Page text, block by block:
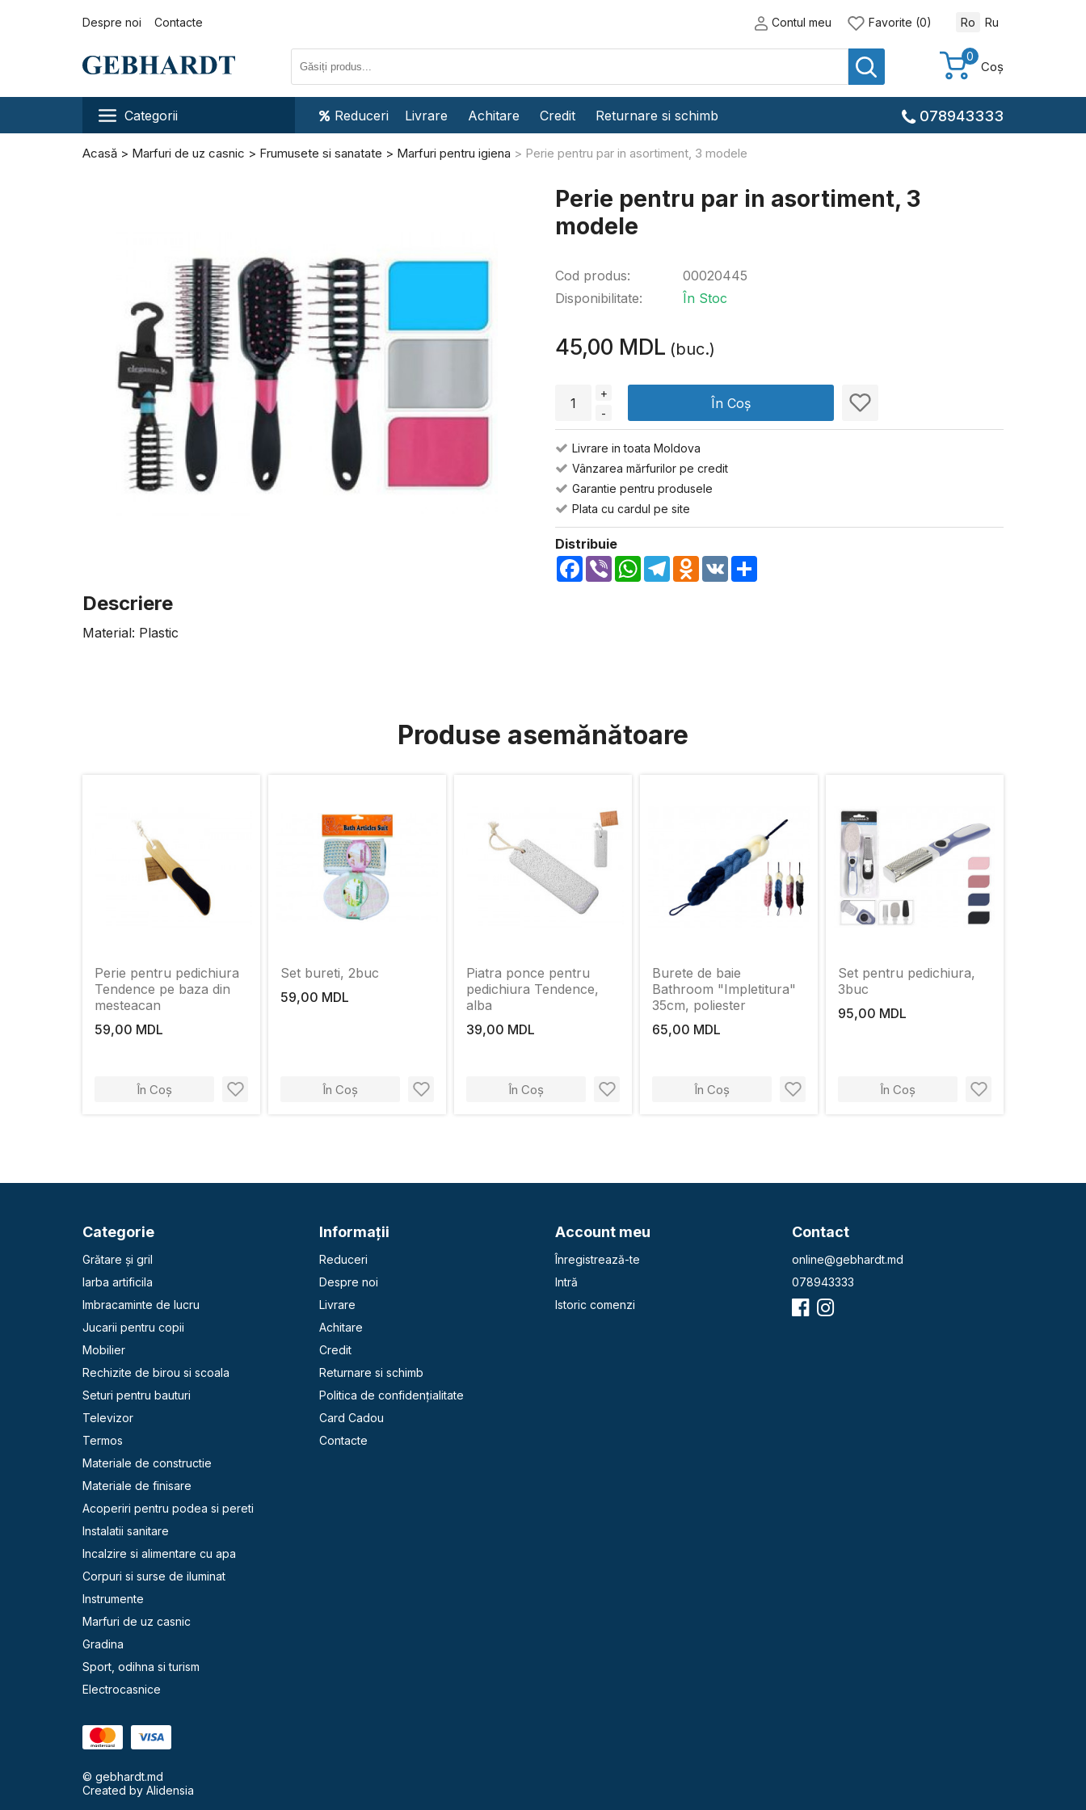
Despre noi Contacte Contul meu Favorite (0) Ro Ru
0
Coș
Categorii Reduceri Livrare Achitare Credit Returnare si schimb 078943333
Acasă Marfuri de uz casnic Frumusete si sanatate Marfuri pentru igiena Perie pentru par in asortiment, 3 modele
Descriere
Material: Plastic
Perie pentru par in asortiment, 3
modele
Cod produs:
Disponibilitate:
00020445
În Stoc
45,00 MDL (buc.)
+
-
În Coș
Livrare in toata Moldova
Vânzarea mărfurilor pe credit
Garantie pentru produsele
Plata cu cardul pe site
Distribuie
Facebook
Viber WhatsApp
TelegramOdnoklassniki
VK
Produse asemănătoare
Perie pentru pedichiura
Tendence pe baza din
mesteacan
59,00 MDL
În Coș
Set bureti, 2buc
59,00 MDL
În Coș
Piatra ponce pentru
pedichiura Tendence,
alba
39,00 MDL
În Coș
Burete de baie
Bathroom "Impletitura"
35cm, poliester
65,00 MDL
În Coș
Set pentru pedichiura,
3buc
95,00 MDL
În Coș
Categorie
Grătare și gril
Iarba artificila
Imbracaminte de lucru
Jucarii pentru copii
Mobilier
Rechizite de birou si scoala
Seturi pentru bauturi
Televizor
Termos
Materiale de constructie
Materiale de finisare
Acoperiri pentru podea si pereti
Instalatii sanitare
Incalzire si alimentare cu apa
Corpuri si surse de iluminat
Instrumente
Marfuri de uz casnic
Gradina
Sport, odihna si turism
Electrocasnice
Informaţii
Reduceri
Despre noi
Livrare
Achitare
Credit
Returnare si schimb
Politica de confidențialitate
Card Cadou
Contacte
Account meu
Înregistrează-te
Intră
Istoric comenzi
Contact
online@gebhardt.md
078943333
© gebhardt.md
Created by Alidensia